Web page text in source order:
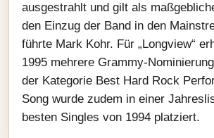
ausgestrahlt und gilt als
den Einzug der Band in den
führte Mark Kohr. Für „Longview“
1995 mehrere Grammy-
der Kategorie Best Hard Rock
Song wurde zudem in einer
besten Singles von 1994 platziert.